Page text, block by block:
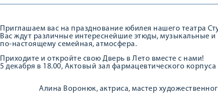
Приглашаем вас на празднование юбилея нашего театра
Вас ждут различные интереснейшие этюды, музыкальные
по-настоящему семейная, атмосфера.
Приходите и откройте свою Дверь в Лето вместе с нами!
5 декабря в 18.00, Актовый зал фармацевтического
Алина Воронюк, актриса, мастер